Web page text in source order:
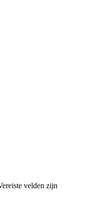
velden zijn